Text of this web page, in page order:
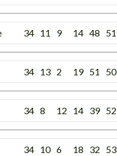
34 11 9 14 48 51
34 13 2 19 51 50
34 8 12 14 39 52
34 10 6 18 32 53